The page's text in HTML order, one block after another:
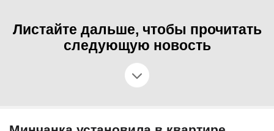
Листайте дальше, чтобы прочитать
следующую новость